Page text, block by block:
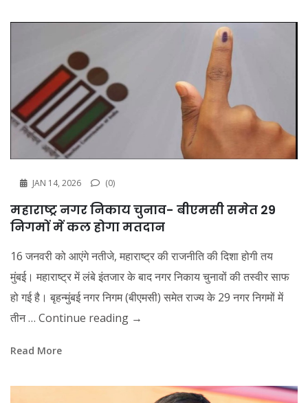
JAN 14, 2026 (0)
महाराष्ट्र नगर निकाय चुनाव- बीएमसी समेत 29
निगमों में कल होगा मतदान
16 जनवरी को आएंगे नतीजे, महाराष्ट्र की राजनीति की दिशा होगी तय
मुंबई। महाराष्ट्र में लंबे इंतजार के बाद नगर निकाय चुनावों की तस्वीर साफ
हो गई है। बृहन्मुंबई नगर निगम (बीएमसी) समेत राज्य के 29 नगर निगमों में
तीन … Continue reading →
Read More